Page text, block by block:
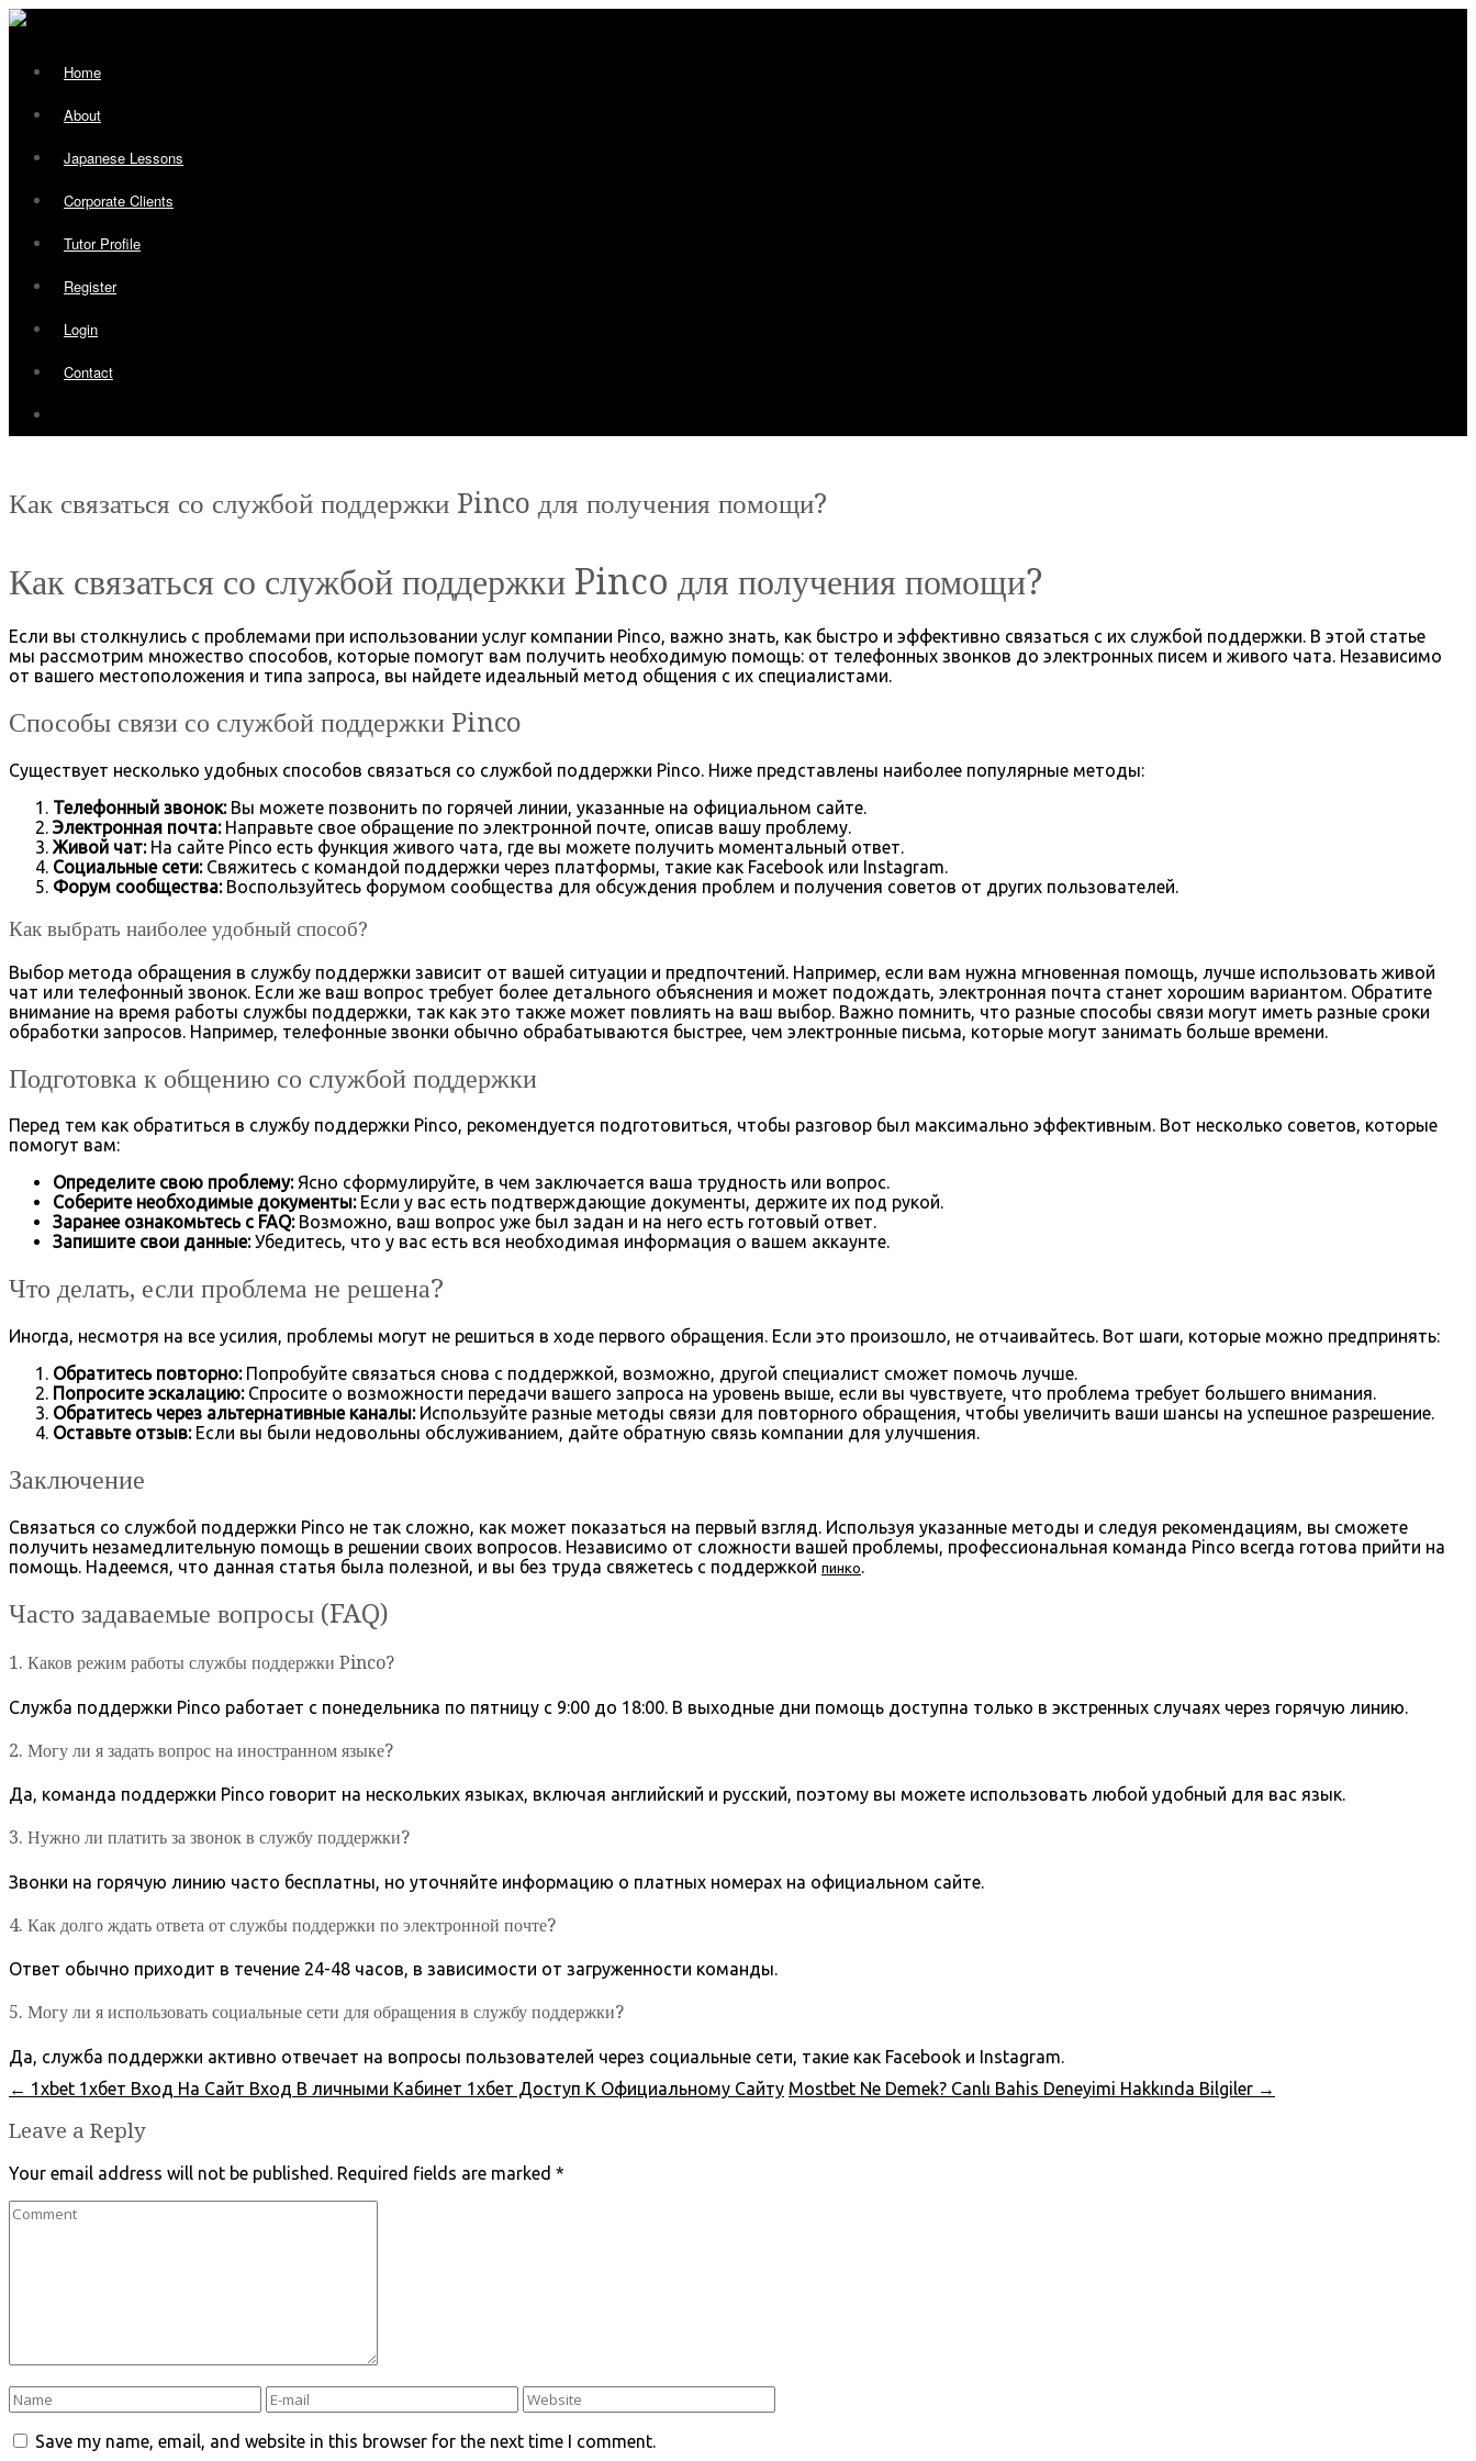
Home
About
Japanese Lessons
Corporate Clients
Tutor Profile
Register
Login
Contact
Как связаться со службой поддержки Pinco для получения помощи?
Как связаться со службой поддержки Pinco для получения помощи?
Если вы столкнулись с проблемами при использовании услуг компании Pinco, важно знать, как быстро и эффективно связаться с их службой поддержки. В этой статье
мы рассмотрим множество способов, которые помогут вам получить необходимую помощь: от телефонных звонков до электронных писем и живого чата. Независимо
от вашего местоположения и типа запроса, вы найдете идеальный метод общения с их специалистами.
Способы связи со службой поддержки Pinco
Существует несколько удобных способов связаться со службой поддержки Pinco. Ниже представлены наиболее популярные методы:
Телефонный звонок:Вы можете позвонить по горячей линии, указанные на официальном сайте.
Электронная почта:Направьте свое обращение по электронной почте, описав вашу проблему.
Живой чат:На сайте Pinco есть функция живого чата, где вы можете получить моментальный ответ.
Социальные сети:Свяжитесь с командой поддержки через платформы, такие как Facebook или Instagram.
Форум сообщества:Воспользуйтесь форумом сообщества для обсуждения проблем и получения советов от других пользователей.
Как выбрать наиболее удобный способ?
Выбор метода обращения в службу поддержки зависит от вашей ситуации и предпочтений. Например, если вам нужна мгновенная помощь, лучше использовать живой
чат или телефонный звонок. Если же ваш вопрос требует более детального объяснения и может подождать, электронная почта станет хорошим вариантом. Обратите
внимание на время работы службы поддержки, так как это также может повлиять на ваш выбор. Важно помнить, что разные способы связи могут иметь разные сроки
обработки запросов. Например, телефонные звонки обычно обрабатываются быстрее, чем электронные письма, которые могут занимать больше времени.
Подготовка к общению со службой поддержки
Перед тем как обратиться в службу поддержки Pinco, рекомендуется подготовиться, чтобы разговор был максимально эффективным. Вот несколько советов, которые
помогут вам:
Определите свою проблему:Ясно сформулируйте, в чем заключается ваша трудность или вопрос.
Соберите необходимые документы:Если у вас есть подтверждающие документы, держите их под рукой.
Заранее ознакомьтесь с FAQ:Возможно, ваш вопрос уже был задан и на него есть готовый ответ.
Запишите свои данные:Убедитесь, что у вас есть вся необходимая информация о вашем аккаунте.
Что делать, если проблема не решена?
Иногда, несмотря на все усилия, проблемы могут не решиться в ходе первого обращения. Если это произошло, не отчаивайтесь. Вот шаги, которые можно предпринять:
Обратитесь повторно:Попробуйте связаться снова с поддержкой, возможно, другой специалист сможет помочь лучше.
Попросите эскалацию:Спросите о возможности передачи вашего запроса на уровень выше, если вы чувствуете, что проблема требует большего внимания.
Обратитесь через альтернативные каналы:Используйте разные методы связи для повторного обращения, чтобы увеличить ваши шансы на успешное разрешение.
Оставьте отзыв:Если вы были недовольны обслуживанием, дайте обратную связь компании для улучшения.
Заключение
Связаться со службой поддержки Pinco не так сложно, как может показаться на первый взгляд. Используя указанные методы и следуя рекомендациям, вы сможете
получить незамедлительную помощь в решении своих вопросов. Независимо от сложности вашей проблемы, профессиональная команда Pinco всегда готова прийти на
помощь. Надеемся, что данная статья была полезной, и вы без труда свяжетесь с поддержкой пинко.
Часто задаваемые вопросы (FAQ)
1. Каков режим работы службы поддержки Pinco?
Служба поддержки Pinco работает с понедельника по пятницу с 9:00 до 18:00. В выходные дни помощь доступна только в экстренных случаях через горячую линию.
2. Могу ли я задать вопрос на иностранном языке?
Да, команда поддержки Pinco говорит на нескольких языках, включая английский и русский, поэтому вы можете использовать любой удобный для вас язык.
3. Нужно ли платить за звонок в службу поддержки?
Звонки на горячую линию часто бесплатны, но уточняйте информацию о платных номерах на официальном сайте.
4. Как долго ждать ответа от службы поддержки по электронной почте?
Ответ обычно приходит в течение 24-48 часов, в зависимости от загруженности команды.
5. Могу ли я использовать социальные сети для обращения в службу поддержки?
Да, служба поддержки активно отвечает на вопросы пользователей через социальные сети, такие как Facebook и Instagram.
← 1xbet 1хбет Вход На Сайт Вход В личными Кабинет 1хбет Доступ К Официальному Сайту Mostbet Ne Demek? Canlı Bahis Deneyimi Hakkında Bilgiler →
Leave a Reply
Your email address will not be published. Required fields are marked *
Save my name, email, and website in this browser for the next time I comment.